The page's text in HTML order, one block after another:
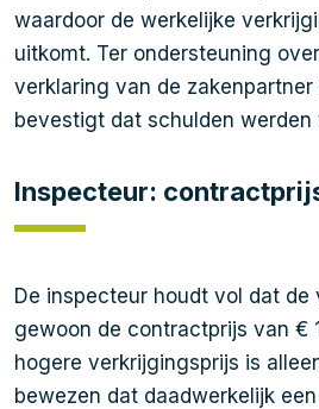
waardoor de werkelijke
uitkomt. Ter ondersteuning
verklaring van de
bevestigt dat schulden werden
Inspecteur:
De inspecteur houdt vol dat de
gewoon de contractprijs van €
hogere verkrijgingsprijs is
bewezen dat daadwerkelijk